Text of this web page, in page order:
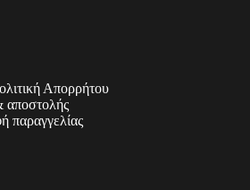
Απορρήτου
αποστολής
παραγγελίας